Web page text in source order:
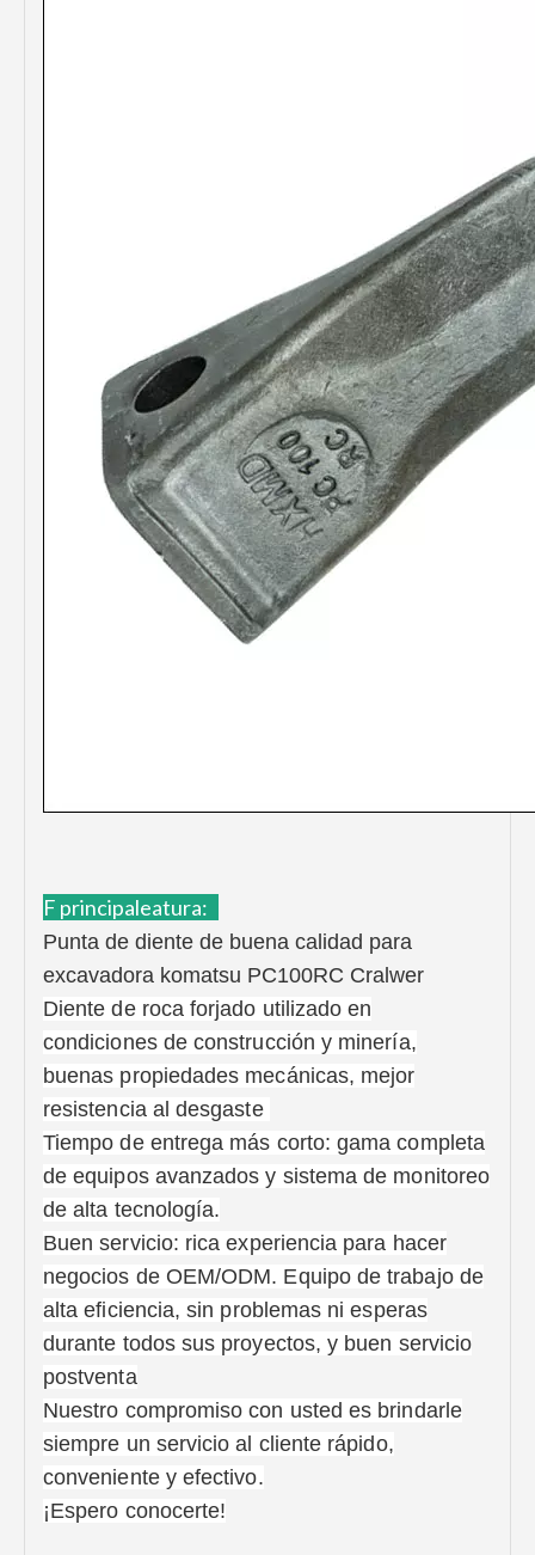
F principaleatura:
Punta de diente de buena calidad para
excavadora komatsu PC100RC Cralwer
Diente de roca forjado utilizado en
condiciones de construcción y minería,
buenas propiedades mecánicas, mejor
resistencia al desgaste
Tiempo de entrega más corto: gama completa
de equipos avanzados y sistema de monitoreo
de alta tecnología.
Buen servicio: rica experiencia para hacer
negocios de OEM/ODM. Equipo de trabajo de
alta eficiencia, sin problemas ni esperas
durante todos sus proyectos, y buen servicio
postventa
Nuestro compromiso con usted es brindarle
siempre un servicio al cliente rápido,
conveniente y efectivo.
¡Espero conocerte!